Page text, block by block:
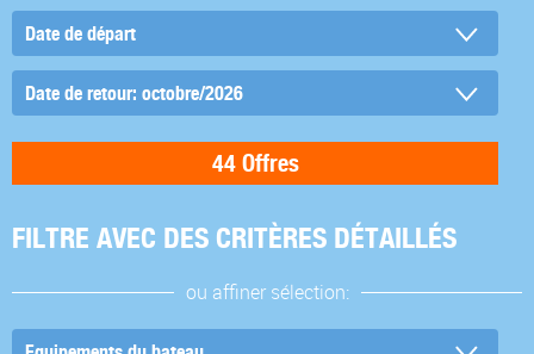
FILTRE AVEC DES CRITÈRES DÉTAILLÉS
ou affiner sélection: